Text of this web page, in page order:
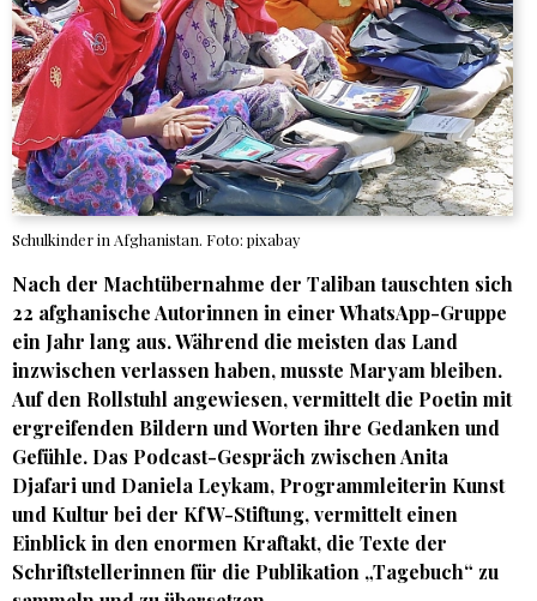
Schulkinder in Afghanistan. Foto: pixabay
Nach der Machtübernahme der Taliban tauschten sich
22 afghanische Autorinnen in einer WhatsApp-Gruppe
ein Jahr lang aus. Während die meisten das Land
inzwischen verlassen haben, musste Maryam bleiben.
Auf den Rollstuhl angewiesen, vermittelt die Poetin mit
ergreifenden Bildern und Worten ihre Gedanken und
Gefühle. Das Podcast-Gespräch zwischenAnita
Djafariund Daniela Leykam, Programmleiterin Kunst
und Kultur bei der KfW-Stiftung, vermittelt einen
Einblick in den enormen Kraftakt, die Texte der
Schriftstellerinnen für die Publikation „Tagebuch“ zu